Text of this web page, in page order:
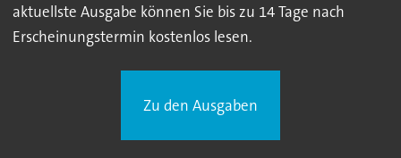
aktuellste Ausgabe können Sie bis zu 14 Tage nach
Erscheinungstermin kostenlos lesen.
Zu den Ausgaben